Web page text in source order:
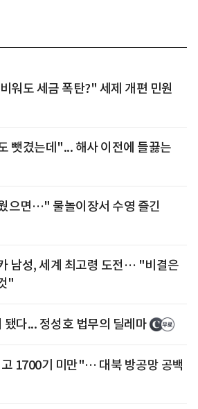
워도 세금 폭탄?" 세제 개편 민원
뺏겼는데"... 해사 이전에 들끓는
으면…" 물놀이장서 수영 즐긴
남성, 세계 최고령 도전… "비결은
"
됐다... 정성호 법무의 딜레마
1700기 미만"… 대북 방공망 공백